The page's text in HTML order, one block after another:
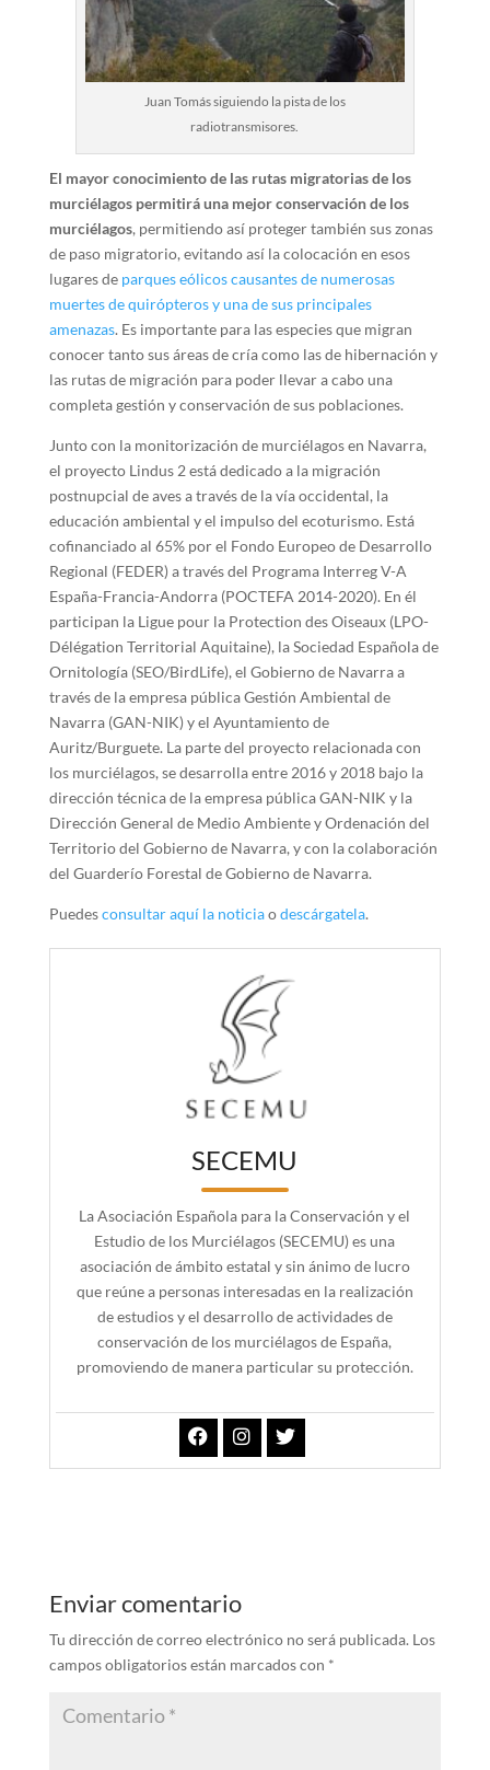
Juan Tomás siguiendo la pista de los
radiotransmisores.
El mayor conocimiento de las rutas migratorias de los
murciélagos permitirá una mejor conservación de los
murciélagos, permitiendo así proteger también sus zonas
de paso migratorio, evitando así la colocación en esos
lugares de parques eólicos causantes de numerosas
muertes de quirópteros y una de sus principales
amenazas. Es importante para las especies que migran
conocer tanto sus áreas de cría como las de hibernación y
las rutas de migración para poder llevar a cabo una
completa gestión y conservación de sus poblaciones.
Junto con la monitorización de murciélagos en Navarra,
el proyecto Lindus 2 está dedicado a la migración
postnupcial de aves a través de la vía occidental, la
educación ambiental y el impulso del ecoturismo. Está
cofinanciado al 65% por el Fondo Europeo de Desarrollo
Regional (FEDER) a través del Programa Interreg V-A
España-Francia-Andorra (POCTEFA 2014-2020). En él
participan la Ligue pour la Protection des Oiseaux (LPO-
Délégation Territorial Aquitaine), la Sociedad Española de
Ornitología (SEO/BirdLife), el Gobierno de Navarra a
través de la empresa pública Gestión Ambiental de
Navarra (GAN-NIK) y el Ayuntamiento de
Auritz/Burguete. La parte del proyecto relacionada con
los murciélagos, se desarrolla entre 2016 y 2018 bajo la
dirección técnica de la empresa pública GAN-NIK y la
Dirección General de Medio Ambiente y Ordenación del
Territorio del Gobierno de Navarra, y con la colaboración
del Guarderío Forestal de Gobierno de Navarra.
Puedesconsultar aquí la noticiaodescárgatela.
SECEMU
La Asociación Española para la Conservación y el
Estudio de los Murciélagos (SECEMU) es una
asociación de ámbito estatal y sin ánimo de lucro
que reúne a personas interesadas en la realización
de estudios y el desarrollo de actividades de
conservación de los murciélagos de España,
promoviendo de manera particular su protección.
Enviar comentario
Tu dirección de correo electrónico no será publicada. Los
campos obligatorios están marcados con *